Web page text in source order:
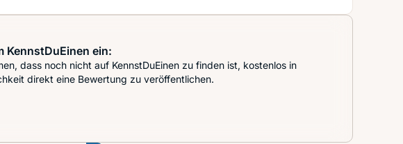
KennstDuEinen ein:
dass noch nicht auf KennstDuEinen zu finden ist, kostenlos in
direkt eine Bewertung zu veröffentlichen.